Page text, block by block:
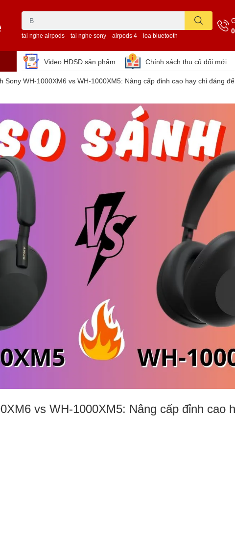
tai nghe airpods tai nghe sony airpods 4 loa bluetooth
Video HDSD sản phẩm Chính sách thu cũ đổi mới
Sony WH-1000XM6 vs WH-1000XM5: Nâng cấp đỉnh cao hay chỉ đáng
vs WH-1000XM5: Nâng cấp đỉnh cao